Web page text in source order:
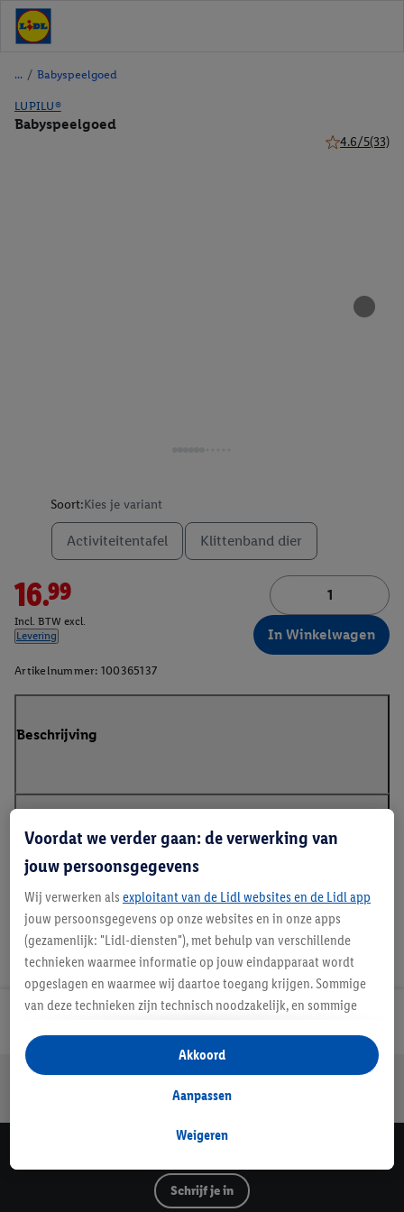
/ Babyspeelgoed
LUPILU®
Babyspeelgoed
4.6/5(33)
Soort:Kies je variant
Activiteitentafel Klittenband dier
16.99
Incl. BTW excl.
Levering
In Winkelwagen
Artikelnummer: 100365137
Beschrijving
Handleidingen en downloads
Jouw voordelen bij ons als Lidl webshop klant
Veilig winkelen
Schrijf je in
Voordat we verder gaan: de verwerking van
jouw persoonsgegevens
Wij verwerken als exploitant van de Lidl websites en de Lidl app
jouw persoonsgegevens op onze websites en in onze apps
(gezamenlijk: "Lidl-diensten"), met behulp van verschillende
technieken waarmee informatie op jouw eindapparaat wordt
opgeslagen en waarmee wij daartoe toegang krijgen. Sommige
van deze technieken zijn technisch noodzakelijk, en sommige
opslaan van voorkeursinstellingen, het verzamelen en
analyseren van statistieken of voor het tonen van
gepersonaliseerde reclame binnen en buiten de Lidl-diensten.
gegevens over jouw aankoopgedrag in de winkel ook voor de
Als je hier toestemming geeft aan ons voor het personaliseren
van reclame en als je vervolgens een Lidl Plus-account
Weigeren
Aanpassen
Akkoord